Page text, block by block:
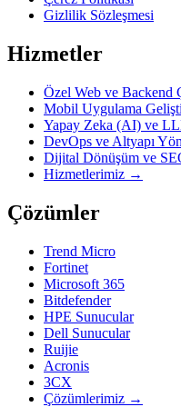
Gizlilik Sözleşmesi
Hizmetler
Özel Web ve Backend
Mobil Uygulama
Yapay Zeka (AI) ve
DevOps ve Altyapı
Dijital Dönüşüm ve
Hizmetlerimiz →
Çözümler
Trend Micro
Fortinet
Microsoft 365
Bitdefender
HPE Sunucular
Dell Sunucular
Ruijie
Acronis
3CX
Çözümlerimiz →